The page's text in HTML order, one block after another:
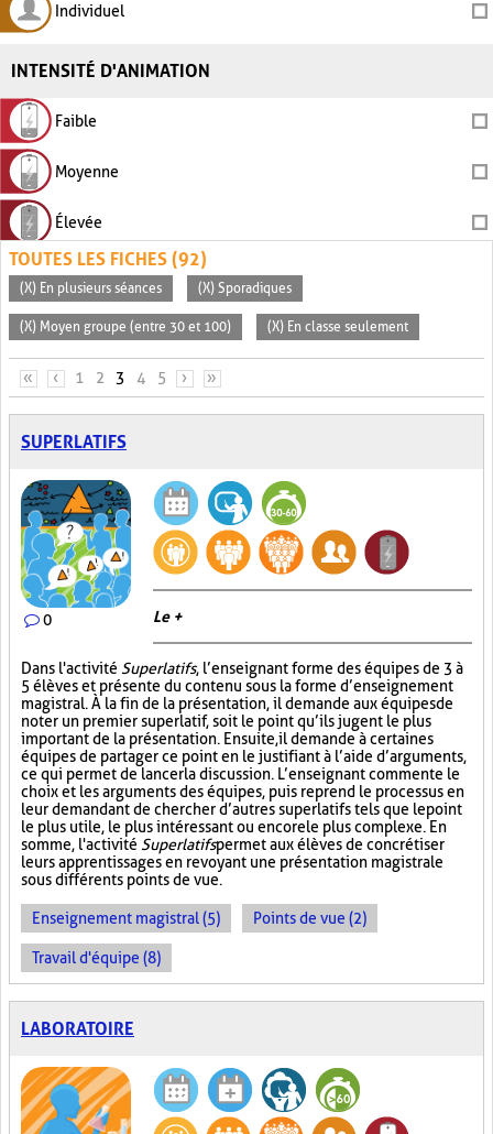
Individuel
INTENSITÉ D'ANIMATION
Faible
Moyenne
Élevée
TOUTES LES FICHES (92)
(X) En plusieurs séances (X) Sporadiques
(X) Moyen groupe (entre 30 et 100) (X) En classe seulement
PAGES
« ‹ 1 2 3 4 5 › »
SUPERLATIFS
0 Le +
Dans l'activité Superlatifs, l’enseignant forme des équipes de 3 à
5 élèves et présente du contenu sous la forme d’enseignement
magistral. À la fin de la présentation, il demande aux équipes de
noter un premier superlatif, soit le point qu’ils jugent le plus
important de la présentation. Ensuite, il demande à certaines
équipes de partager ce point en le justifiant à l’aide d’arguments,
ce qui permet de lancer la discussion. L’enseignant commente le
choix et les arguments des équipes, puis reprend le processus en
leur demandant de chercher d’autres superlatifs tels que le point
le plus utile, le plus intéressant ou encore le plus complexe. En
somme, l'activité Superlatifspermet aux élèves de concrétiser
leurs apprentissages en revoyant une présentation magistrale
sous différents points de vue.
Enseignement magistral (5) Points de vue (2)
Travail d'équipe (8)
LABORATOIRE